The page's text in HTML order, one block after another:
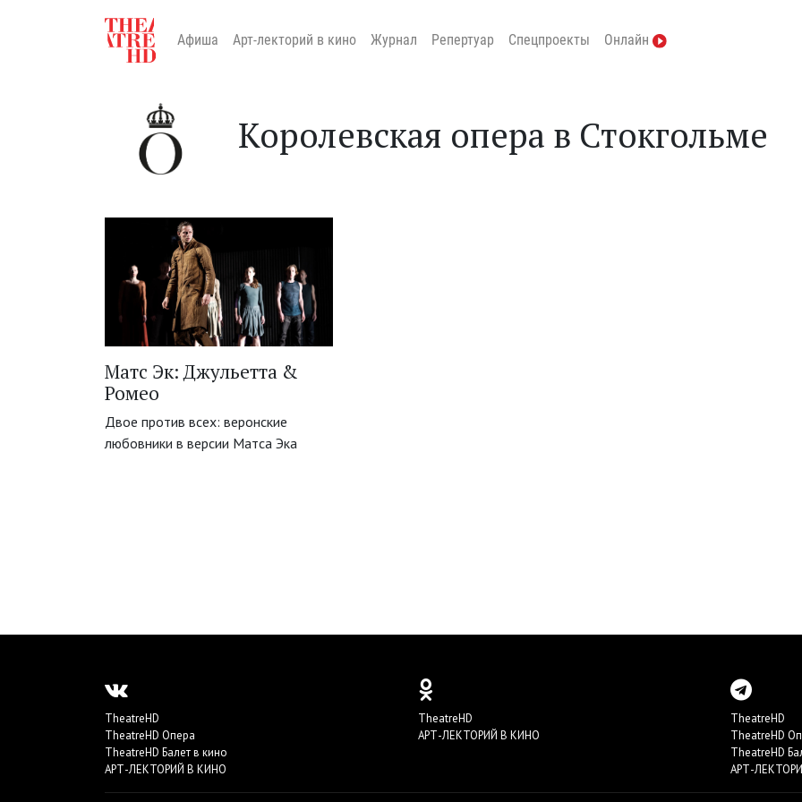
Афиша Арт-лекторий в кино Журнал Репертуар Спецпроекты Онлайн
Королевская опера в Стокгольме
Матс Эк: Джульетта &
Ромео
Двое против всех: веронские
любовники в версии Матса Эка
TheatreHD
TheatreHD Опера
TheatreHD Балет в кино
АРТ-ЛЕКТОРИЙ В КИНО
TheatreHD
АРТ-ЛЕКТОРИЙ В КИНО
TheatreHD
TheatreHD
TheatreHD
АРТ-